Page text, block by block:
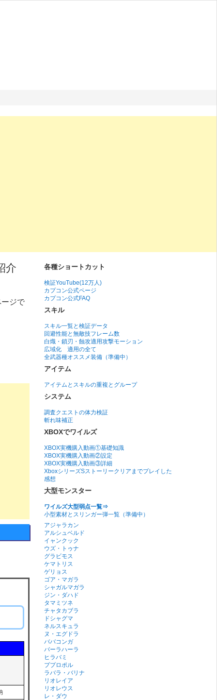
介
ジで
各種ショートカット
検証YouTube(12万人)
カプコン公式ページ
カプコン公式FAQ
スキル
スキル一覧と検証データ
回避性能と無敵技フレーム数
白熾・鎖刃・蝕攻適用攻撃モーション
広域化 適用の全て
全武器種オススメ装備（準備中）
アイテム
アイテムとスキルの重複とグループ
システム
調査クエストの体力検証
斬れ味補正
XBOXでワイルズ
XBOX実機購入動画①基礎知識
XBOX実機購入動画②設定
XBOX実機購入動画③詳細
XboxシリーズSストーリークリアまでプレイした
感想
大型モンスター
ワイルズ大型弱点一覧⇒
小型素材とスリンガー弾一覧（準備中）
アジャラカン
アルシュベルド
イャンクック
ウズ・トゥナ
グラビモス
ケマトリス
ゲリョス
ゴア・マガラ
シャガルマガラ
ジン・ダハド
タマミツネ
チャタカブラ
ドシャグマ
ネルスキュラ
ヌ・エグドラ
ババコンガ
バーラハーラ
ヒラバミ
ププロポル
ラバラ・バリナ
リオレイア
リオレウス
レ・ダウ